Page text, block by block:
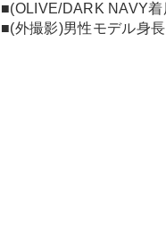
■(OLIVE/DARK NAVY
■(外撮影)男性モデル身